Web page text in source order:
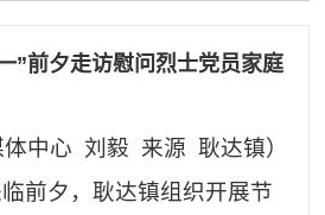
”前夕走访慰问烈士党员家庭
体中心 刘毅 来源 耿达镇）
前夕，耿达镇组织开展节